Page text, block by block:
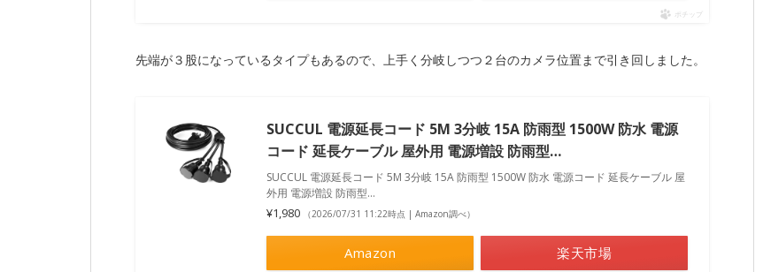
ポチップ
先端が３股になっているタイプもあるので、上手く分岐しつつ２台のカメラ位置まで引き回しました。
SUCCUL 電源延長コード 5M 3分岐 15A 防雨型 1500W 防水 電源
コード 延長ケーブル 屋外用 電源増設 防雨型…
SUCCUL 電源延長コード 5M 3分岐 15A 防雨型 1500W 防水 電源コード 延長ケーブル 屋
外用 電源増設 防雨型…
¥1,980 （2026/07/31 11:22時点 | Amazon調べ）
Amazon 楽天市場